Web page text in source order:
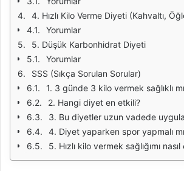
4. Hızlı Kilo Verme Diyeti (Kahvaltı, Öğle,
Yorumlar
5. Düşük Karbonhidrat Diyeti
Yorumlar
SSS (Sıkça Sorulan Sorular)
1. 3 günde 3 kilo vermek sağlıklı
2. Hangi diyet en etkili?
3. Bu diyetler uzun vadede
4. Diyet yaparken spor yapmalı
5. Hızlı kilo vermek sağlığımı